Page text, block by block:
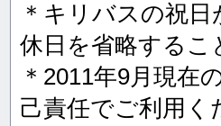
＊キリバスの祝
休日を省略する
＊2011年9月現在
己責任でご利用く